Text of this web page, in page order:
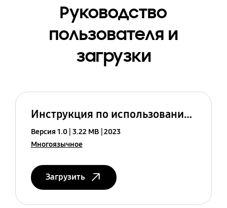
Руководство
пользователя и
загрузки
Инструкция по использованию (America)
Версия 1.0 3.22 MB 2023
Многоязычное
Загрузить